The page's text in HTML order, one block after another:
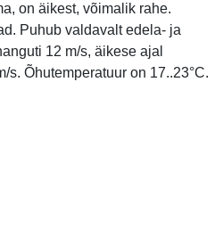
on äikest, võimalik rahe.
Puhub valdavalt edela- ja
12 m/s, äikese ajal
s. Õhutemperatuur on 17..23°C.